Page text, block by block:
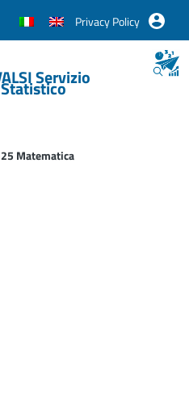
Privacy Policy
Servizio
Statistico
Matematica